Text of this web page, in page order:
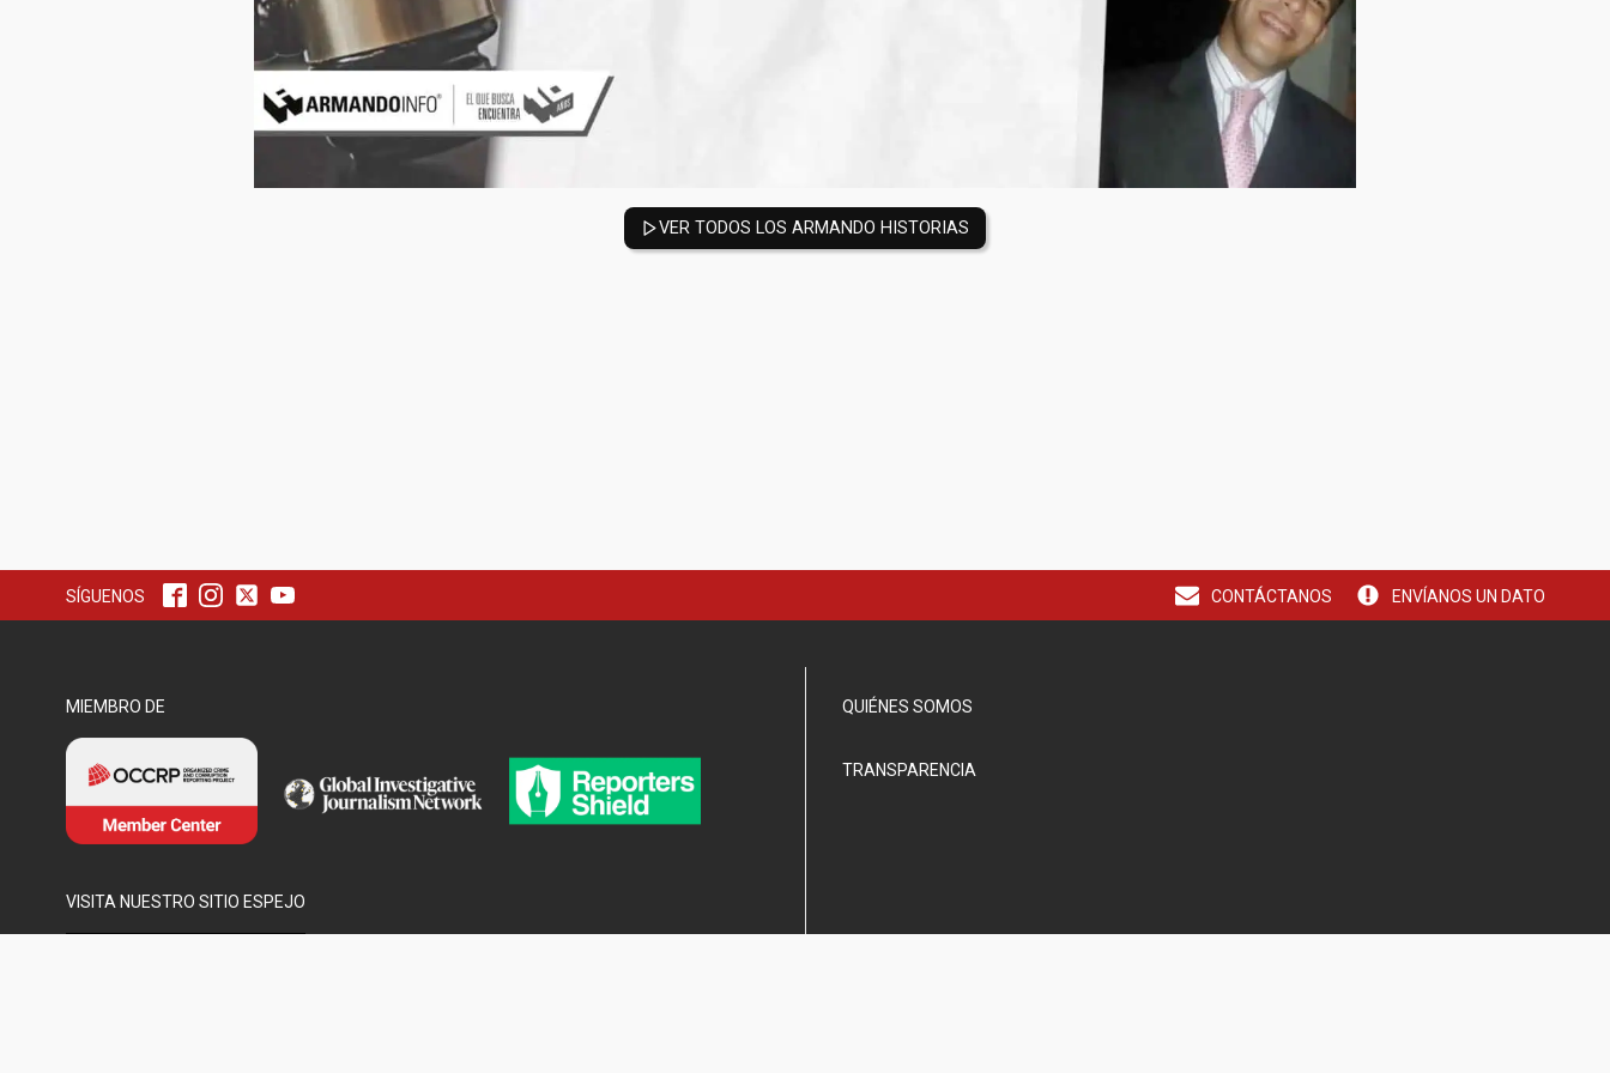
VER TODOS LOS ARMANDO HISTORIAS
SÍGUENOS CONTÁCTANOS ENVÍANOS UN DATO
MIEMBRO DE
VISITA NUESTRO SITIO ESPEJO
QUIÉNES SOMOS
TRANSPARENCIA